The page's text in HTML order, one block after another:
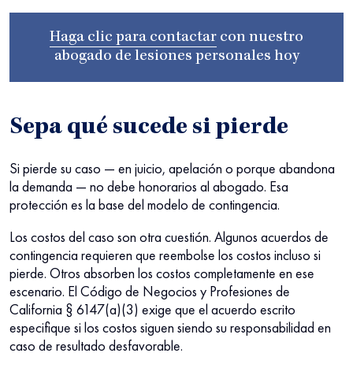
Haga clic para contactar con nuestro
abogado de lesiones personales hoy
Sepa qué sucede si pierde
Si pierde su caso — en juicio, apelación o porque abandona
la demanda — no debe honorarios al abogado. Esa
protección es la base del modelo de contingencia.
Los costos del caso son otra cuestión. Algunos acuerdos de
contingencia requieren que reembolse los costos incluso si
pierde. Otros absorben los costos completamente en ese
escenario. El Código de Negocios y Profesiones de
California § 6147(a)(3) exige que el acuerdo escrito
especifique si los costos siguen siendo su responsabilidad en
caso de resultado desfavorable.